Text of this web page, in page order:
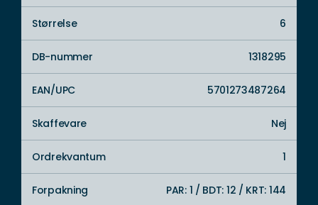
Størrelse 6
DB-nummer 1318295
EAN/UPC 5701273487264
Skaffevare Nej
Ordrekvantum 1
Forpakning PAR: 1 / BDT: 12 / KRT: 144